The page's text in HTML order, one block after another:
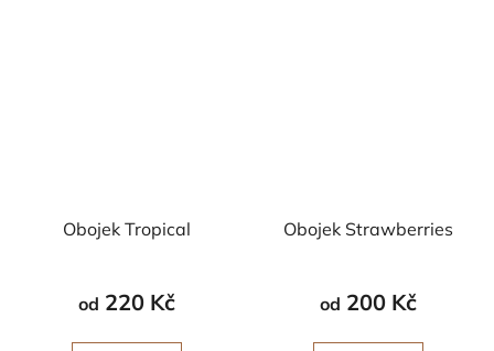
Obojek Tropical
od 220 Kč
Obojek Strawberries
od 200 Kč